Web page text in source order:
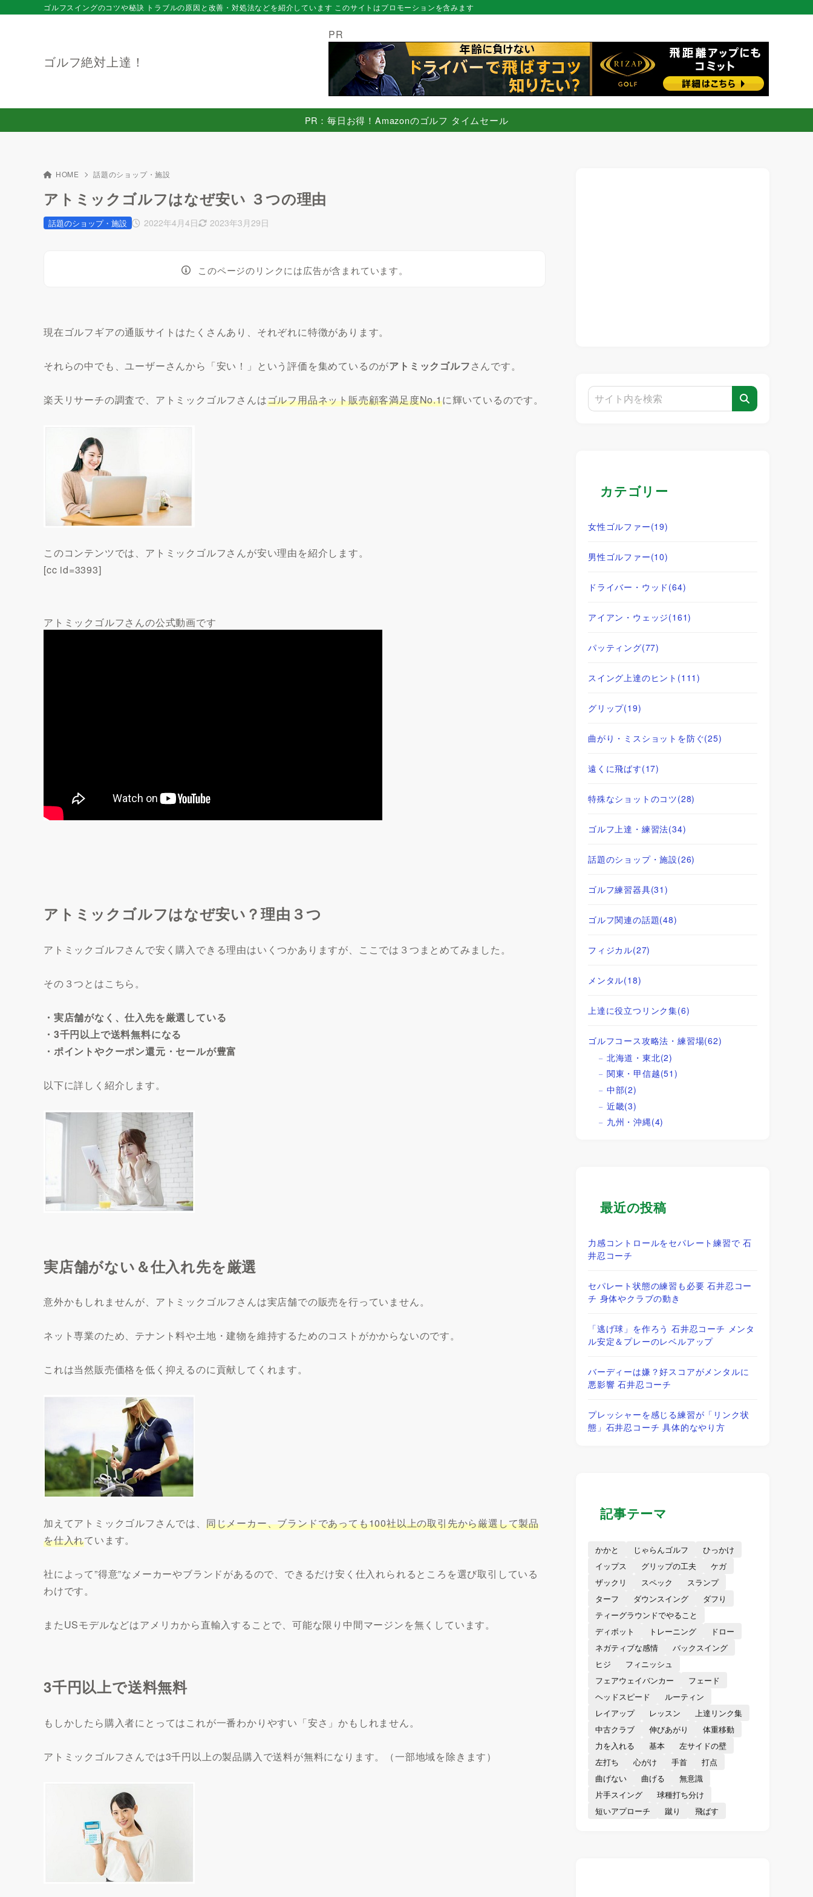
ゴルフ絶対上達！
ゴルフスイングのコツや秘訣 トラブルの原因と改善・対処法などを紹介しています このサイトはプロモーションを含みます
PR
PR：毎日お得！Amazonのゴルフ タイムセール
HOME 話題のショップ・施設
アトミックゴルフはなぜ安い ３つの理由
2022年4月4日 2023年3月29日
話題のショップ・施設
このページのリンクには広告が含まれています。
現在ゴルフギアの通販サイトはたくさんあり、それぞれに特徴があります。
それらの中でも、ユーザーさんから「安い！」という評価を集めているのがアトミックゴルフさんです。
楽天リサーチの調査で、アトミックゴルフさんはゴルフ用品ネット販売顧客満足度No.1に輝いているのです。
このコンテンツでは、アトミックゴルフさんが安い理由を紹介します。
[cc id=3393]
アトミックゴルフさんの公式動画です
アトミックゴルフはなぜ安い？理由３つ
アトミックゴルフさんで安く購入できる理由はいくつかありますが、ここでは３つまとめてみました。
その３つとはこちら。
・実店舗がなく、仕入先を厳選している
・3千円以上で送料無料になる
・ポイントやクーポン還元・セールが豊富
以下に詳しく紹介します。
実店舗がない＆仕入れ先を厳選
意外かもしれませんが、アトミックゴルフさんは実店舗での販売を行っていません。
ネット専業のため、テナント料や土地・建物を維持するためのコストがかからないのです。
これは当然販売価格を低く抑えるのに貢献してくれます。
加えてアトミックゴルフさんでは、 同じメーカー、ブランドであっても100社以上の取引先から厳選して製品
を仕入れています。
社によって”得意”なメーカーやブランドがあるので、できるだけ安く仕入れられるところを選び取引している
わけです。
またUSモデルなどはアメリカから直輸入することで、可能な限り中間マージンを無くしています。
3千円以上で送料無料
もしかしたら購入者にとってはこれが一番わかりやすい「安さ」かもしれません。
アトミックゴルフさんでは3千円以上の製品購入で送料が無料になります。（一部地域を除きます）
カテゴリー
女性ゴルファー(19)
男性ゴルファー(10)
ドライバー・ウッド (64)
アイアン・ウェッジ(161)
パッティング(77)
スイング上達のヒント (111)
グリップ(19)
曲がり・ミスショットを防ぐ(25)
遠くに飛ばす(17)
特殊なショットのコツ(28)
ゴルフ上達・練習法(34)
話題のショップ・施設(26)
ゴルフ練習器具(31)
ゴルフ関連の話題(48)
フィジカル(27)
メンタル(18)
上達に役立つリンク集(6)
ゴルフコース攻略法・練習場(62)
北海道・東北(2)
関東・甲信越(51)
中部(2)
近畿(3)
九州・沖縄(4)
最近の投稿
力感コントロールをセパレート練習で 石
井忍コーチ
セパレート状態の練習も必要 石井忍コー
チ 身体やクラブの動き
「逃げ球」を作ろう 石井忍コーチ メンタ
ル安定＆プレーのレベルアップ
バーディーは嫌？好スコアがメンタルに
悪影響 石井忍コーチ
プレッシャーを感じる練習が「リンク状
態」石井忍コーチ 具体的なやり方
記事テーマ
かかと じゃらんゴルフ
ひっかけ
イップス
グリップの工夫
ケガ
ザックリ
スペック
スランプ
ターフ
ダウンスイング
ダフり
ティーグラウンドでやること
ディボット
トレーニング
ドロー
ネガティブな感情
バックスイング
ヒジ
フィニッシュ
フェアウェイバンカー
フェード
ヘッドスピード
ルーティン
レイアップ
レッスン
上達リンク集
中古クラブ
伸びあがり
体重移動
力を入れる
基本
左サイドの壁
左打ち
心がけ 手首
打点
曲げない
曲げる
無意識
片手スイング
球種打ち分け
短いアプローチ
蹴り 飛ばす